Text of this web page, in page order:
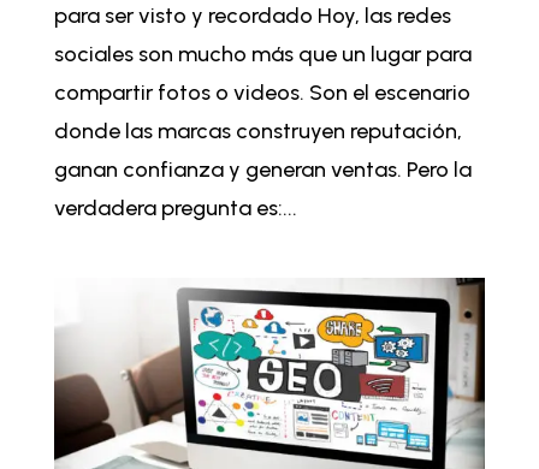
para ser visto y recordado Hoy, las redes
sociales son mucho más que un lugar para
compartir fotos o videos. Son el escenario
donde las marcas construyen reputación,
ganan confianza y generan ventas. Pero la
verdadera pregunta es:...